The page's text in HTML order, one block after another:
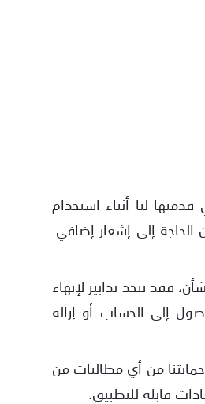
لنا أثناء استخدام
إلى إشعار إضافي.
فقد نتخذ تدابير لإنهاء
إلى الحساب أو إزالة
من أي مطالبات من
قابلة للتطبيق.